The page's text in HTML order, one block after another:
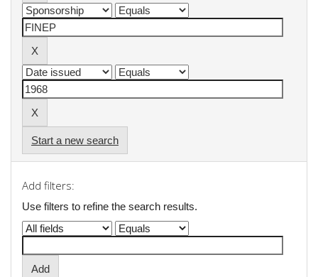
Start a new search
Add filters:
Use filters to refine the search results.